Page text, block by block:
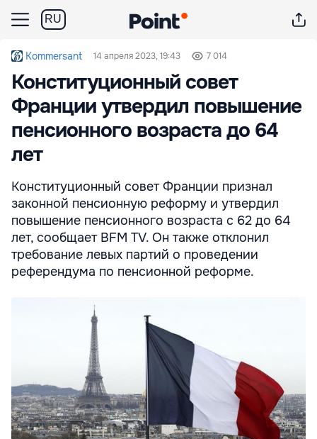
RU
Kommersant 14 апреля 2023, 19:43 7 014
Конституционный совет
Франции утвердил повышение
пенсионного возраста до 64
лет
Конституционный совет Франции признал
законной пенсионную реформу и утвердил
повышение пенсионного возраста c 62 до 64
лет, сообщает BFM TV. Он также отклонил
требование левых партий о проведении
референдума по пенсионной реформе.